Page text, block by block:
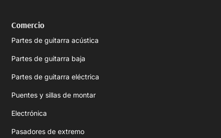
Comercio
Partes de guitarra acústica
Partes de guitarra baja
Partes de guitarra eléctrica
Puentes y sillas de montar
Electrónica
Pasadores de extremo